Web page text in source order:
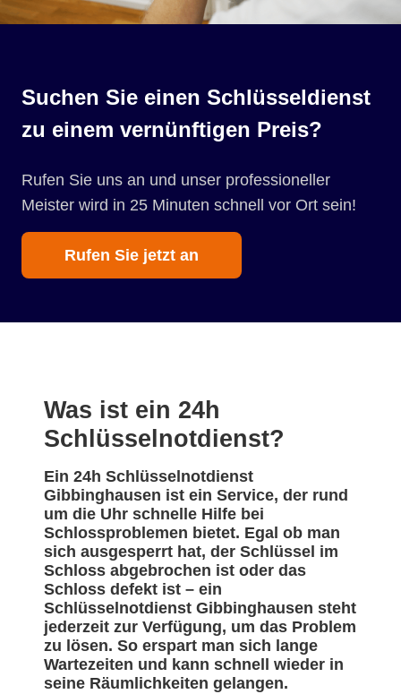
Suchen Sie einen Schlüsseldienst
zu einem vernünftigen Preis?
Rufen Sie uns an und unser professioneller
Meister wird in 25 Minuten schnell vor Ort sein!
Rufen Sie jetzt an
Was ist ein 24h
Schlüsselnotdienst?
Ein 24h Schlüsselnotdienst
Gibbinghausen ist ein Service, der rund
um die Uhr schnelle Hilfe bei
Schlossproblemen bietet. Egal ob man
sich ausgesperrt hat, der Schlüssel im
Schloss abgebrochen ist oder das
Schloss defekt ist – ein
Schlüsselnotdienst Gibbinghausen steht
jederzeit zur Verfügung, um das Problem
zu lösen. So erspart man sich lange
Wartezeiten und kann schnell wieder in
seine Räumlichkeiten gelangen.